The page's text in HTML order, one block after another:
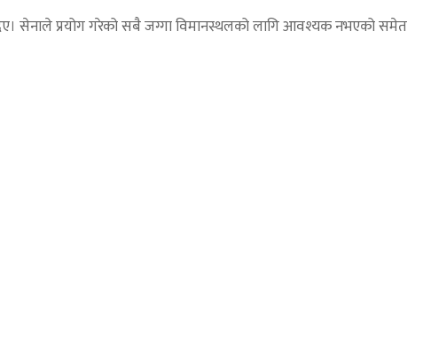
सेनाले प्रयोग गरेको सबै जग्गा विमानस्थलको लागि आवश्यक नभएको समेत